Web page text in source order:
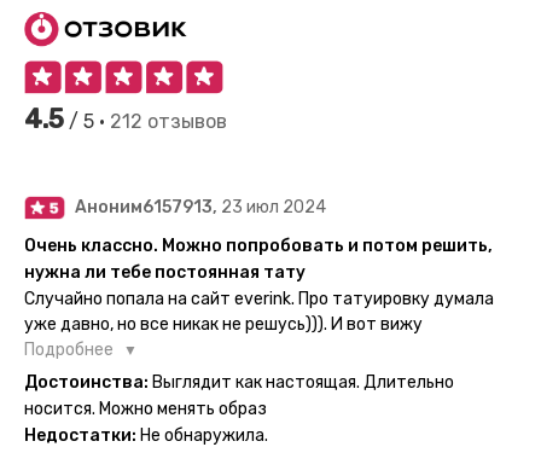
4.5 / 5 • 212 отзывов
Аноним6157913, 23 июл 2024
Очень классно. Можно попробовать и потом решить,
нужна ли тебе постоянная тату
Случайно попала на сайт everink. Про татуировку думала
уже давно, но все никак не решусь))). И вот вижу
великолепный каталог everink. Тату на любой вкус.
Заказала и не пожалела. Супер. Выглядит как настоящая.
Посмотрю как булет ы носке. Обязательно закажу ещё.
Подробнее
Достоинства: Выглядит как настоящая. Длительно
носится. Можно менять образ
Недостатки: Не обнаружила.